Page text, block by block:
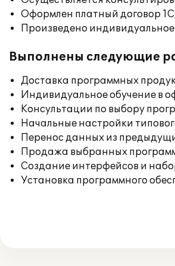
Оформлен платный договор
Произведено
Выполнены следующие
Доставка программных
Индивидуальное обучение в
Консультации по выбору
Начальные настройки
Перенос данных из
Продажа выбранных
Создание интерфейсов и
Установка программного